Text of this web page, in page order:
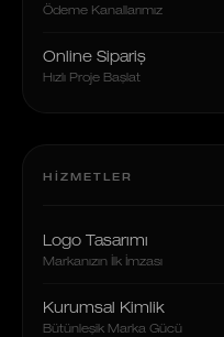
Ödeme Kanallarımız
Online Sipariş
Hızlı Proje Başlat
HIZMETLER
Logo Tasarımı
Markanızın İlk İmzası
Kurumsal Kimlik
Bütünleşik Marka Gücü